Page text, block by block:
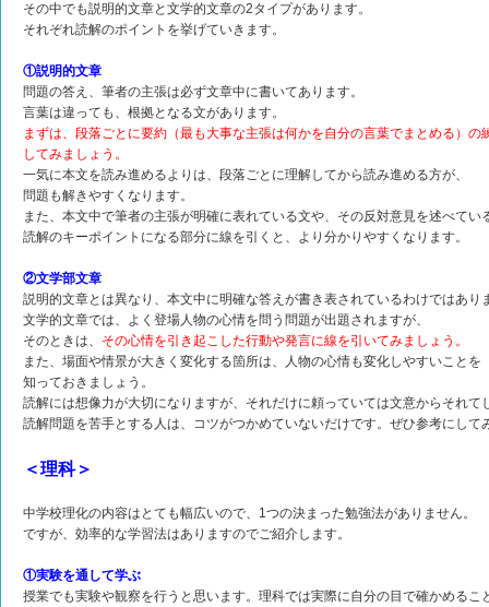
その中でも説明的文章と文学的文章の2タイプがあります。
それぞれ読解のポイントを挙げていきます。
①説明的文章
問題の答え、筆者の主張は必ず文章中に書いてあります。
言葉は違っても、根拠となる文があります。
まずは、段落ごとに要約（最も大事な主張は何かを自分の言葉でまとめる）の
してみましょう。
一気に本文を読み進めるよりは、段落ごとに理解してから読み進める方が、
問題も解きやすくなります。
また、本文中で筆者の主張が明確に表れている文や、その反対意見を述べてい
読解のキーポイントになる部分に線を引くと、より分かりやすくなります。
②文学部文章
説明的文章とは異なり、本文中に明確な答えが書き表されているわけではあり
文学的文章では、よく登場人物の心情を問う問題が出題されますが、
そのときは、 その心情を引き起こした行動や発言に線を引いてみましょう。
また、場面や情景が大きく変化する箇所は、人物の心情も変化しやすいことを
知っておきましょう。
読解には想像力が大切になりますが、それだけに頼っていては文意からそれて
読解問題を苦手とする人は、コツがつかめていないだけです。ぜひ参考にして
＜理科＞
中学校理化の内容はとても幅広いので、1つの決まった勉強法がありません。
ですが、効率的な学習法はありますのでご紹介します。
①実験を通して学ぶ
授業でも実験や観察を行うと思います。理科では実際に自分の目で確かめるこ